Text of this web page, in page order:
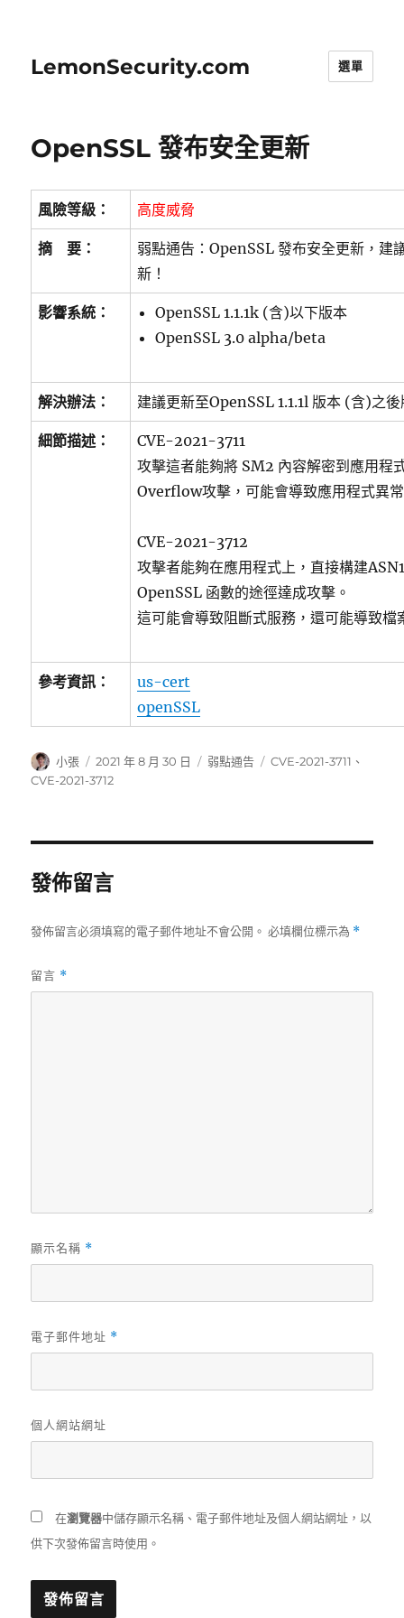
LemonSecurity.com 選單
OpenSSL 發布安全更新
風險等級： 高度威脅
摘 要：
弱點通告：OpenSSL 發布安全更新，建
新！
影響系統：
OpenSSL 1.1.1k (含)以下版本
OpenSSL 3.0 alpha/beta
解決辦法： 建議更新至OpenSSL 1.1.1l 版本 (含)之
細節描述：
CVE-2021-3711
攻擊這者能夠將 SM2 內容解密到應用程
Overflow攻擊，可能會導致應用程式異
CVE-2021-3712
攻擊者能夠在應用程式上，直接構建
OpenSSL 函數的途徑達成攻擊。
這可能會導致阻斷式服務，還可能導致檔
參考資訊：
us-cert
openSSL
作
者
小張
發
佈
2021 年 8 月 30 日
分
弱點通告
標
CVE-2021-3711 、
CVE-2021-3712
發佈留言
發佈留言必須填寫的電子郵件地址不會公開。 必填欄位標示為 *
留言 *
顯示名稱 *
電子郵件地址 *
個人網站網址
在瀏覽器中儲存顯示名稱、電子郵件地址及個人網站網址，以
供下次發佈留言時使用。